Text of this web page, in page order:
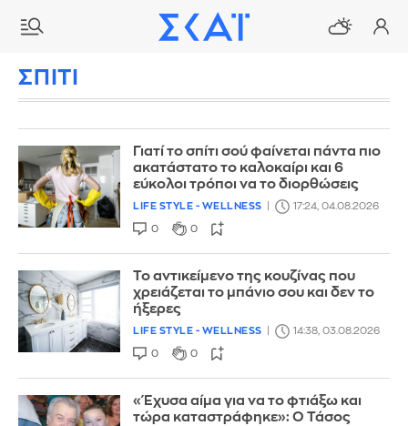
ΣΠΙΤΙ
Γιατί το σπίτι σού φαίνεται πάντα πιο
ακατάστατο το καλοκαίρι και 6
εύκολοι τρόποι να το διορθώσεις
LIFE STYLE - WELLNESS 17:24, 04.08.2026
0 0
Το αντικείμενο της κουζίνας που
χρειάζεται το μπάνιο σου και δεν το
ήξερες
LIFE STYLE - WELLNESS 14:38, 03.08.2026
0 0
«Έχυσα αίμα για να το φτιάξω και
τώρα καταστράφηκε»: Ο Τάσος